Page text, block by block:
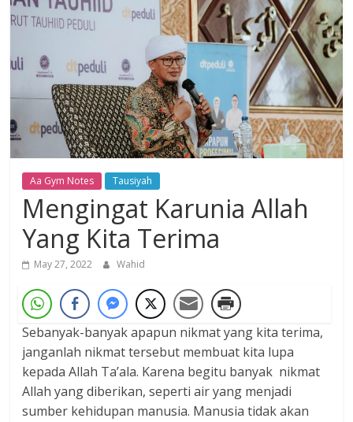
Dzikir,
Ikhtiar
Aa Gym Notes Tausiyah
Mengingat Karunia Allah
Yang Kita Terima
May 27, 2022 Wahid
Sebanyak-banyak apapun nikmat yang kita terima,
janganlah nikmat tersebut membuat kita lupa
kepada Allah Ta’ala. Karena begitu banyak nikmat
Allah yang diberikan, seperti air yang menjadi
sumber kehidupan manusia. Manusia tidak akan